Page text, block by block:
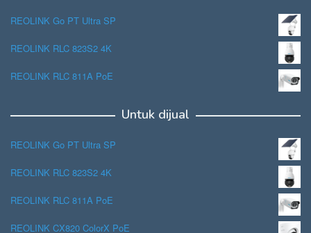
REOLINK Go PT Ultra SP
REOLINK RLC 823S2 4K
REOLINK RLC 811A PoE
Untuk dijual
REOLINK Go PT Ultra SP
REOLINK RLC 823S2 4K
REOLINK RLC 811A PoE
REOLINK CX820 ColorX PoE